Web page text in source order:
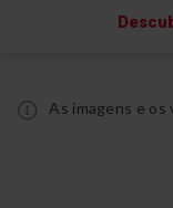
As imagens e